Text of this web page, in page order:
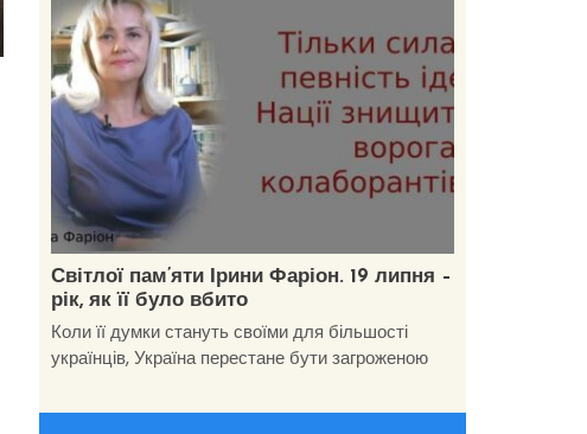
Світлої пам’яти Ірини Фаріон. 19 липня –
рік, як її було вбито
Коли її думки стануть своїми для більшості
українців, Україна перестане бути загроженою